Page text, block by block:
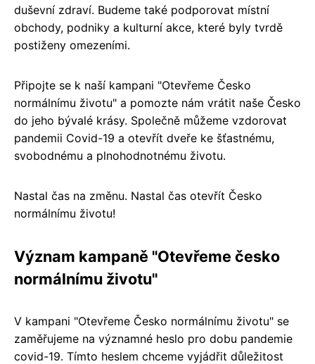
duševní zdraví. Budeme také podporovat místní
obchody, podniky a kulturní akce, které byly tvrdě
postiženy omezeními.
Připojte se k naší kampani "Otevřeme Česko
normálnímu životu" a pomozte nám vrátit naše Česko
do jeho bývalé krásy. Společně můžeme vzdorovat
pandemii Covid-19 a otevřít dveře ke šťastnému,
svobodnému a plnohodnotnému životu.
Nastal čas na změnu. Nastal čas otevřít Česko
normálnímu životu!
Význam kampaně "Otevřeme česko
normálnímu životu"
V kampani "Otevřeme Česko normálnímu životu" se
zaměřujeme na významné heslo pro dobu pandemie
covid-19. Tímto heslem chceme vyjádřit důležitost